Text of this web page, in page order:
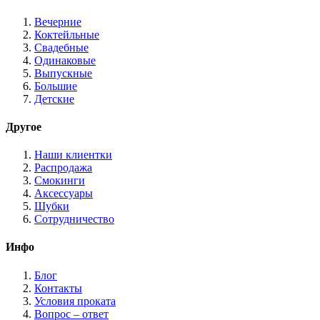
Вечерние
Коктейльные
Свадебные
Одинаковые
Выпускные
Большие
Детские
Другое
Наши клиентки
Распродажа
Смокинги
Аксессуары
Шубки
Сотрудничество
Инфо
Блог
Контакты
Условия проката
Вопрос – ответ